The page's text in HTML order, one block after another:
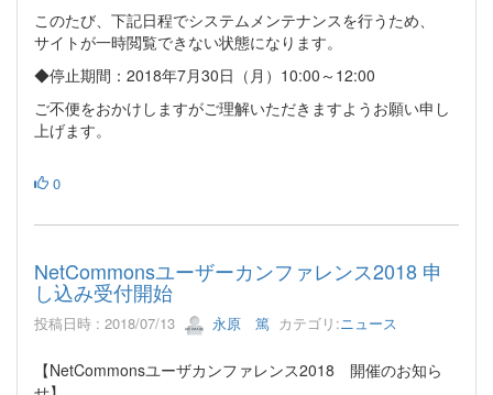
このたび、下記日程でシステムメンテナンスを行うため、
サイトが一時閲覧できない状態になります。
◆停止期間：2018年7月30日（月）10:00～12:00
ご不便をおかけしますがご理解いただきますようお願い申し
上げます。
0
NetCommonsユーザーカンファレンス2018 申
し込み受付開始
投稿日時 : 2018/07/13 永原 篤 カテゴリ:ニュース
【NetCommonsユーザカンファレンス2018 開催のお知ら